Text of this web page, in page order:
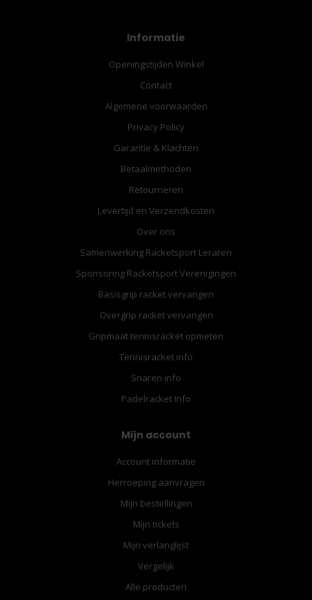
Informatie
Openingstijden Winkel
Contact
Algemene voorwaarden
Privacy Policy
Garantie & Klachten
Betaalmethoden
Retourneren
Levertijd en Verzendkosten
Over ons
Samenwerking Racketsport Leraren
Sponsoring Racketsport Verenigingen
Basisgrip racket vervangen
Overgrip racket vervangen
Gripmaat tennisracket opmeten
Tennisracket info
Snaren info
Padelracket Info
Mijn account
Account informatie
Herroeping aanvragen
Mijn bestellingen
Mijn tickets
Mijn verlanglijst
Vergelijk
Alle producten